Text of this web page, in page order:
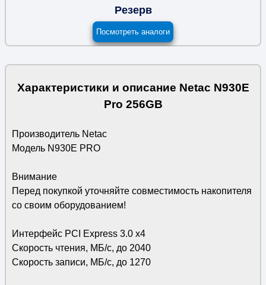
Резерв
Посмотреть аналоги
Характеристики и описание Netac N930E
Pro 256GB
Производитель Netac
Модель N930E PRO
Внимание
Перед покупкой уточняйте совместимость накопителя
со своим оборудованием!
Интерфейс PCI Express 3.0 х4
Скорость чтения, МБ/с, до 2040
Скорость записи, МБ/с, до 1270